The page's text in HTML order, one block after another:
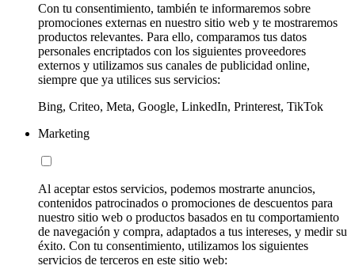
Con tu consentimiento, también te informaremos sobre
promociones externas en nuestro sitio web y te mostraremos
productos relevantes. Para ello, comparamos tus datos
personales encriptados con los siguientes proveedores
externos y utilizamos sus canales de publicidad online,
siempre que ya utilices sus servicios:
Bing, Criteo, Meta, Google, LinkedIn, Printerest, TikTok
Marketing
Al aceptar estos servicios, podemos mostrarte anuncios,
contenidos patrocinados o promociones de descuentos para
nuestro sitio web o productos basados en tu comportamiento
de navegación y compra, adaptados a tus intereses, y medir su
éxito. Con tu consentimiento, utilizamos los siguientes
servicios de terceros en este sitio web: